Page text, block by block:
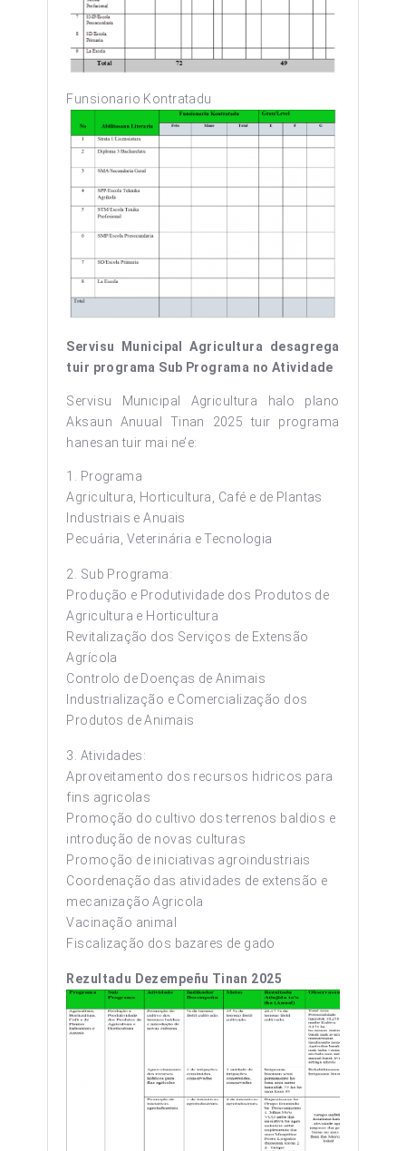
Funsionario Kontratadu
Servisu Municipal Agricultura desagrega
tuir programa Sub Programa no Atividade
Servisu Municipal Agricultura halo plano
Aksaun Anuual Tinan 2025 tuir programa
hanesan tuir mai ne’e:
1. Programa
Agricultura, Horticultura, Café e de Plantas
Industriais e Anuais
Pecuária, Veterinária e Tecnologia
2. Sub Programa:
Produção e Produtividade dos Produtos de
Agricultura e Horticultura
Revitalização dos Serviços de Extensão
Agrícola
Controlo de Doenças de Animais
Industrialização e Comercialização dos
Produtos de Animais
3. Atividades:
Aproveitamento dos recursos hidricos para
fins agricolas
Promoção do cultivo dos terrenos baldios e
introdução de novas culturas
Promoção de iniciativas agroindustriais
Coordenação das atividades de extensão e
mecanização Agricola
Vacinação animal
Fiscalização dos bazares de gado
Rezultadu Dezempeñu Tinan 2025